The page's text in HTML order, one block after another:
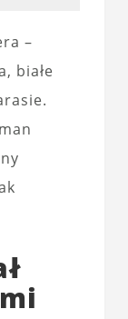
–
białe